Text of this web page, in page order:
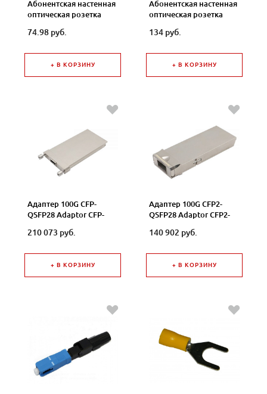
Абонентская настенная
оптическая розетка
(для LC,FC и SC
74.98 руб.
+ В КОРЗИНУ
Абонентская настенная
оптическая розетка
(для LC,FC и SC
134 руб.
+ В КОРЗИНУ
Адаптер 100G CFP-
QSFP28 Adaptor CFP-
210 073 руб.
+ В КОРЗИНУ
Адаптер 100G CFP2-
QSFP28 Adaptor CFP2-
140 902 руб.
+ В КОРЗИНУ